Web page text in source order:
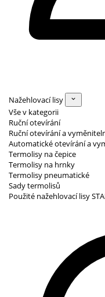
Nažehlovací lisy
Vše v kategorii
Ruční otevírání
Ruční otevírání a
Automatické otevírání a
Termolisy na čepice
Termolisy na hrnky
Termolisy pneumatické
Sady termolisů
Použité nažehlovací lisy